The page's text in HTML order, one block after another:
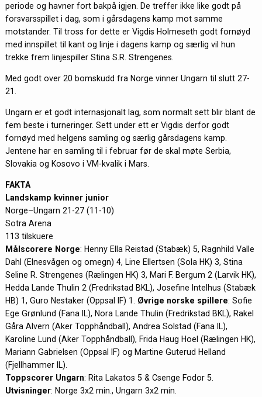
periode og havner fort bakpå igjen. De treffer ikke like godt på
forsvarsspillet i dag, som i gårsdagens kamp mot samme
motstander. Til tross for dette er Vigdis Holmeseth godt fornøyd
med innspillet til kant og linje i dagens kamp og særlig vil hun
trekke frem linjespiller Stina S.R. Strengenes.
Med godt over 20 bomskudd fra Norge vinner Ungarn til slutt 27-
21.
Ungarn er et godt internasjonalt lag, som normalt sett blir blant de
fem beste i turneringer. Sett under ett er Vigdis derfor godt
fornøyd med helgens samling og særlig gårsdagens kamp.
Jentene har en samling til i februar før de skal møte Serbia,
Slovakia og Kosovo i VM-kvalik i Mars.
FAKTA
Landskamp kvinner junior
Norge–Ungarn 21-27 (11-10)
Sotra Arena
113 tilskuere
Målscorere Norge: Henny Ella Reistad (Stabæk) 5, Ragnhild Valle
Dahl (Elnesvågen og omegn) 4, Line Ellertsen (Sola HK) 3, Stina
Seline R. Strengenes (Rælingen HK) 3, Mari F. Bergum 2 (Larvik HK),
Hedda Lande Thulin 2 (Fredrikstad BKL), Josefine Intelhus (Stabæk
HB) 1, Guro Nestaker (Oppsal IF) 1. Øvrige norske spillere: Sofie
Ege Grønlund (Fana IL), Nora Lande Thulin (Fredrikstad BKL), Rakel
Gåra Alvern (Aker Topphåndball), Andrea Solstad (Fana IL),
Karoline Lund (Aker Topphåndball), Frida Haug Hoel (Rælingen HK),
Mariann Gabrielsen (Oppsal IF) og Martine Guterud Helland
(Fjellhammer IL).
Toppscorer Ungarn: Rita Lakatos 5 & Csenge Fodor 5.
Utvisninger: Norge 3x2 min., Ungarn 3x2 min.